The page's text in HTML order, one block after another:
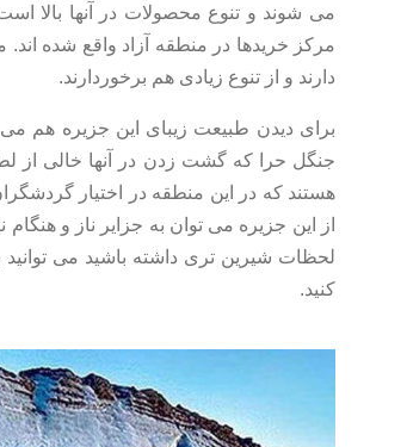
می شوند و تنوع محصولات در آنها بالا
مرکز خریدها در منطقه آزاد واقع شده
دارند و از تنوع زیادی هم برخوردارند.
برای دیدن طبیعت زیبای این جزیره هم
جنگل حرا که گشت زدن در آنها خالی از
هستند که در این منطقه در اختیار
از این جزیره می توان به جزایر ناز و
لحظات شیرین تری داشته باشید می
کنید.